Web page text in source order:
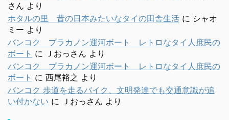
さん より
ホタルの里 昔の日本みたいなタイの田舎生活 に シャオ
ミー より
バンコク プラカノン運河ボート レトロなタイ人庶民の
ボート に Ｊおっさん より
バンコク プラカノン運河ボート レトロなタイ人庶民の
ボート に 西尾裕之 より
バンコク 歩道を走るバイク、文明発達でも交通意識が追
い付かない に Ｊおっさん より